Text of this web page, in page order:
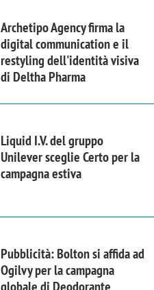
Archetipo Agency firma la
digital communication e il
restyling dell'identità visiva
di Deltha Pharma
Liquid I.V. del gruppo
Unilever sceglie Certo per la
campagna estiva
Pubblicità: Bolton si affida ad
Ogilvy per la campagna
globale di Deodorante